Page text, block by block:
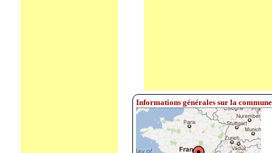
Informations générales sur la